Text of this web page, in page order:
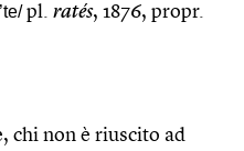
pl. ratés, 1876, propr.
chi non è riuscito ad